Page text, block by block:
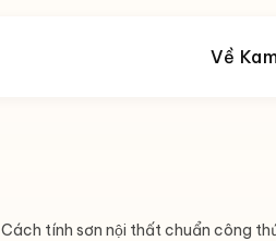
Về
Cách tính sơn nội thất chuẩn công